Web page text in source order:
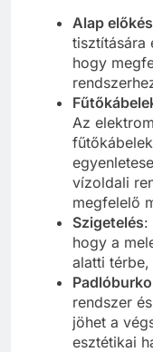
Alap
tisztítására
hogy
Az
vízoldali
megfelelő
Szigetelés:
hogy a
alatti térbe,
rendszer
jöhet a
esztétikai